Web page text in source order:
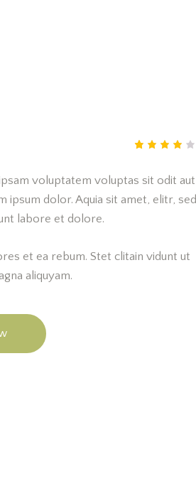
out of
based
voluptatem voluptas sit odit aut
ipsum dolor. Aquia sit amet, elitr, sed
labore et dolore.
et ea rebum. Stet clitain vidunt ut
aliquyam.